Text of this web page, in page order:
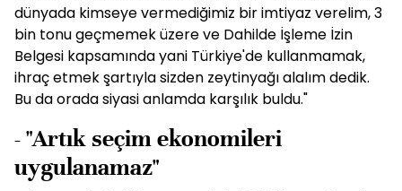
dünyada kimseye vermediğimiz bir imtiyaz verelim, 3
bin tonu geçmemek üzere ve Dahilde İşleme İzin
Belgesi kapsamında yani Türkiye'de kullanmamak,
ihraç etmek şartıyla sizden zeytinyağı alalım dedik.
Bu da orada siyasi anlamda karşılık buldu."
- "Artık seçim ekonomileri
uygulanamaz"